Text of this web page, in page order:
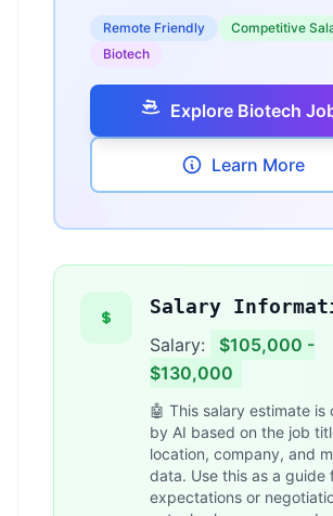
Remote Friendly
Competitive
Biotech
Explore Biotech
Learn More
Salary
Salary:
$105,000 -
$130,000
🤖 This salary estimate is
by AI based on the job
location, company, and
data. Use this as a guide
expectations or